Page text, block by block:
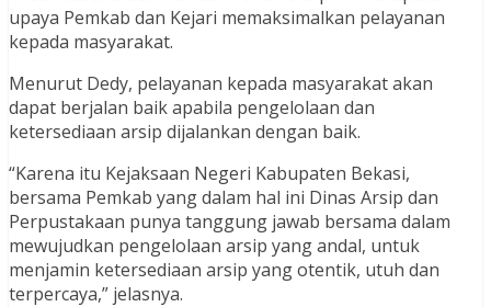
upaya Pemkab dan Kejari memaksimalkan pelayanan
kepada masyarakat.
Menurut Dedy, pelayanan kepada masyarakat akan
dapat berjalan baik apabila pengelolaan dan
ketersediaan arsip dijalankan dengan baik.
“Karena itu Kejaksaan Negeri Kabupaten Bekasi,
bersama Pemkab yang dalam hal ini Dinas Arsip dan
Perpustakaan punya tanggung jawab bersama dalam
mewujudkan pengelolaan arsip yang andal, untuk
menjamin ketersediaan arsip yang otentik, utuh dan
terpercaya,” jelasnya.